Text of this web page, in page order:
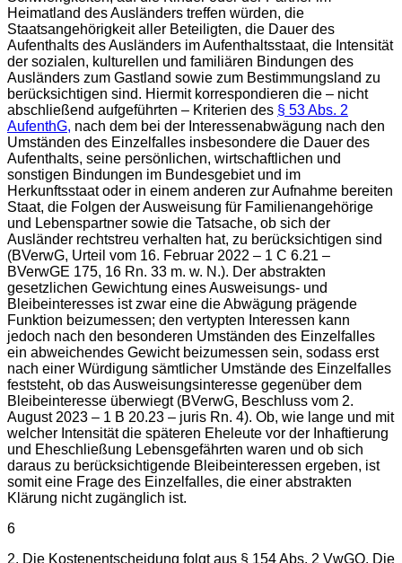
Heimatland des Ausländers treffen würden, die
Staatsangehörigkeit aller Beteiligten, die Dauer des
Aufenthalts des Ausländers im Aufenthaltsstaat, die Intensität
der sozialen, kulturellen und familiären Bindungen des
Ausländers zum Gastland sowie zum Bestimmungsland zu
berücksichtigen sind. Hiermit korrespondieren die – nicht
abschließend aufgeführten – Kriterien des § 53 Abs. 2
AufenthG, nach dem bei der Interessenabwägung nach den
Umständen des Einzelfalles insbesondere die Dauer des
Aufenthalts, seine persönlichen, wirtschaftlichen und
sonstigen Bindungen im Bundesgebiet und im
Herkunftsstaat oder in einem anderen zur Aufnahme bereiten
Staat, die Folgen der Ausweisung für Familienangehörige
und Lebenspartner sowie die Tatsache, ob sich der
Ausländer rechtstreu verhalten hat, zu berücksichtigen sind
(BVerwG, Urteil vom 16. Februar 2022 – 1 C 6.21 –
BVerwGE 175, 16 Rn. 33 m. w. N.). Der abstrakten
gesetzlichen Gewichtung eines Ausweisungs- und
Bleibeinteresses ist zwar eine die Abwägung prägende
Funktion beizumessen; den vertypten Interessen kann
jedoch nach den besonderen Umständen des Einzelfalles
ein abweichendes Gewicht beizumessen sein, sodass erst
nach einer Würdigung sämtlicher Umstände des Einzelfalles
feststeht, ob das Ausweisungsinteresse gegenüber dem
Bleibeinteresse überwiegt (BVerwG, Beschluss vom 2.
August 2023 – 1 B 20.23 – juris Rn. 4). Ob, wie lange und mit
welcher Intensität die späteren Eheleute vor der Inhaftierung
und Eheschließung Lebensgefährten waren und ob sich
daraus zu berücksichtigende Bleibeinteressen ergeben, ist
somit eine Frage des Einzelfalles, die einer abstrakten
Klärung nicht zugänglich ist.
6
2. Die Kostenentscheidung folgt aus § 154 Abs. 2 VwGO. Die